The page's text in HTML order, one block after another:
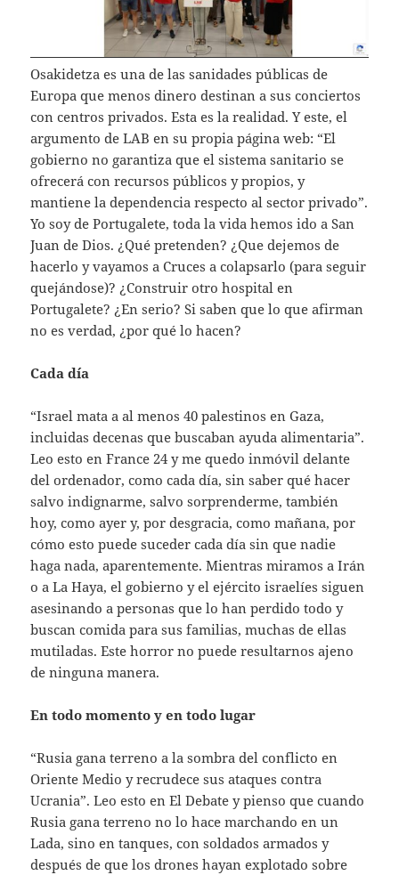
Osakidetza es una de las sanidades públicas de
Europa que menos dinero destinan a sus conciertos
con centros privados. Esta es la realidad. Y este, el
argumento de LAB en su propia página web: “El
gobierno no garantiza que el sistema sanitario se
ofrecerá con recursos públicos y propios, y
mantiene la dependencia respecto al sector privado”.
Yo soy de Portugalete, toda la vida hemos ido a San
Juan de Dios. ¿Qué pretenden? ¿Que dejemos de
hacerlo y vayamos a Cruces a colapsarlo (para seguir
quejándose)? ¿Construir otro hospital en
Portugalete? ¿En serio? Si saben que lo que afirman
no es verdad, ¿por qué lo hacen?
Cada día
“Israel mata a al menos 40 palestinos en Gaza,
incluidas decenas que buscaban ayuda alimentaria”.
Leo esto en France 24 y me quedo inmóvil delante
del ordenador, como cada día, sin saber qué hacer
salvo indignarme, salvo sorprenderme, también
hoy, como ayer y, por desgracia, como mañana, por
cómo esto puede suceder cada día sin que nadie
haga nada, aparentemente. Mientras miramos a Irán
o a La Haya, el gobierno y el ejército israelíes siguen
asesinando a personas que lo han perdido todo y
buscan comida para sus familias, muchas de ellas
mutiladas. Este horror no puede resultarnos ajeno
de ninguna manera.
En todo momento y en todo lugar
“Rusia gana terreno a la sombra del conflicto en
Oriente Medio y recrudece sus ataques contra
Ucrania”. Leo esto en El Debate y pienso que cuando
Rusia gana terreno no lo hace marchando en un
Lada, sino en tanques, con soldados armados y
después de que los drones hayan explotado sobre